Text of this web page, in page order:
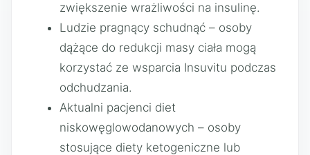
zwiększenie wrażliwości na insulinę.
Ludzie pragnący schudnąć – osoby
dążące do redukcji masy ciała mogą
korzystać ze wsparcia Insuvitu podczas
odchudzania.
Aktualni pacjenci diet
niskowęglowodanowych – osoby
stosujące diety ketogeniczne lub